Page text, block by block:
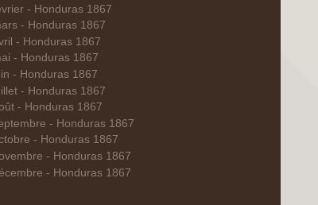
- Honduras 1867
- Honduras 1867
- Honduras 1867
- Honduras 1867
- Honduras 1867
- Honduras 1867
- Honduras 1867
- Honduras 1867
- Honduras 1867
- Honduras 1867
- Honduras 1867